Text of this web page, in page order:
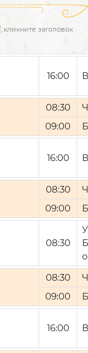
, кликните заголовок
16:00
08:30
09:00
16:00
08:30
09:00
08:30
08:30
09:00
16:00